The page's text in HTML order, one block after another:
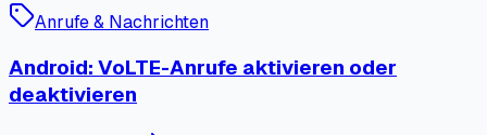
Anrufe & Nachrichten
Android: VoLTE-Anrufe aktivieren oder
deaktivieren